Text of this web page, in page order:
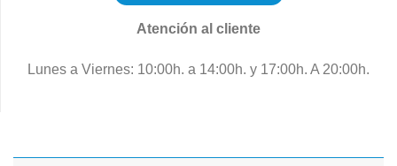
Atención al cliente
Lunes a Viernes: 10:00h. a 14:00h. y 17:00h. A 20:00h.